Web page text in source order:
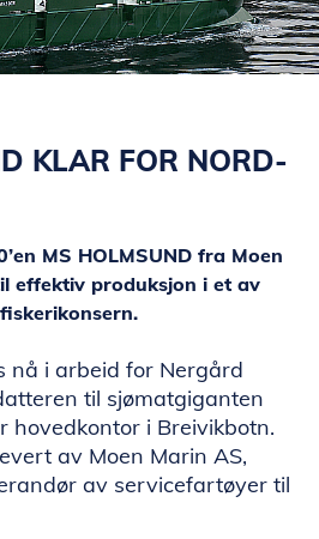
KLAR FOR NORD-
MS HOLMSUND fra Moen
effektiv produksjon i et av
nå i arbeid for Nergård
til sjømatgiganten
hovedkontor i Breivikbotn.
av Moen Marin AS,
av servicefartøyer til